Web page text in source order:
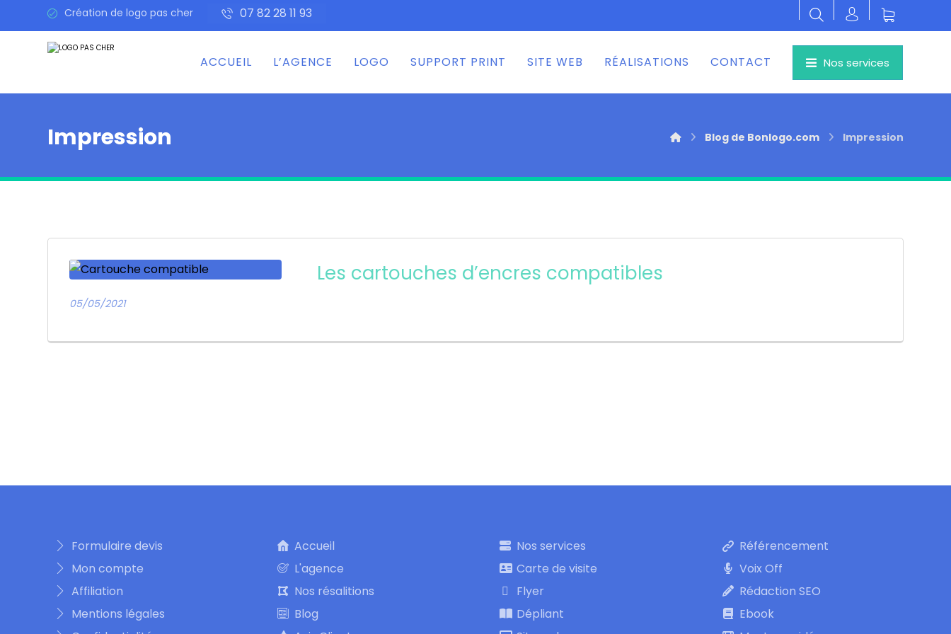
Création de logo pas cher 07 82 28 11 93
Nos services
ACCUEIL L’AGENCE LOGO SUPPORT PRINT SITE WEB RÉALISATIONS CONTACT
Impression Blog de Bonlogo.com Impression
Les cartouches d’encres compatibles
05/05/2021
Formulaire devis
Mon compte
Affiliation
Mentions légales
Accueil
L'agence
Nos résalitions
Blog
Nos services
Carte de visite
Flyer
Dépliant
Référencement
Voix Off
Rédaction SEO
Ebook